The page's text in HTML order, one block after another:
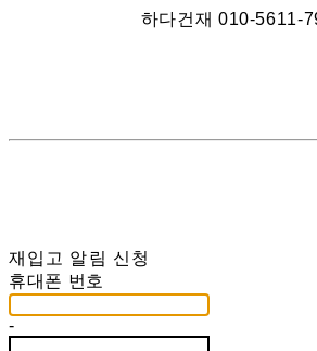
하다건재 010-5611-
재입고 알림 신청
휴대폰 번호
-